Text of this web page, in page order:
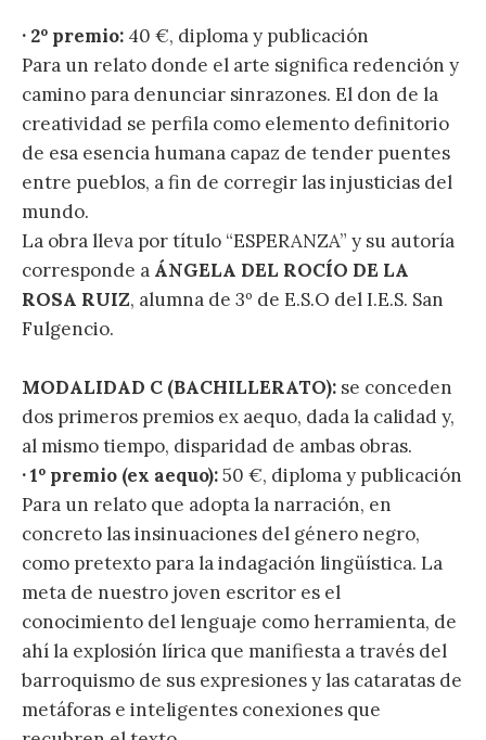
· 2º premio: 40 €, diploma y publicación
Para un relato donde el arte significa redención y
camino para denunciar sinrazones. El don de la
creatividad se perfila como elemento definitorio
de esa esencia humana capaz de tender puentes
entre pueblos, a fin de corregir las injusticias del
mundo.
La obra lleva por título “ESPERANZA” y su autoría
corresponde a ÁNGELA DEL ROCÍO DE LA
ROSA RUIZ, alumna de 3º de E.S.O del I.E.S. San
Fulgencio.
MODALIDAD C (BACHILLERATO): se conceden
dos primeros premios ex aequo, dada la calidad y,
al mismo tiempo, disparidad de ambas obras.
· 1º premio (ex aequo):50 €, diploma y publicación
Para un relato que adopta la narración, en
concreto las insinuaciones del género negro,
como pretexto para la indagación lingüística. La
meta de nuestro joven escritor es el
conocimiento del lenguaje como herramienta, de
ahí la explosión lírica que manifiesta a través del
barroquismo de sus expresiones y las cataratas de
metáforas e inteligentes conexiones que